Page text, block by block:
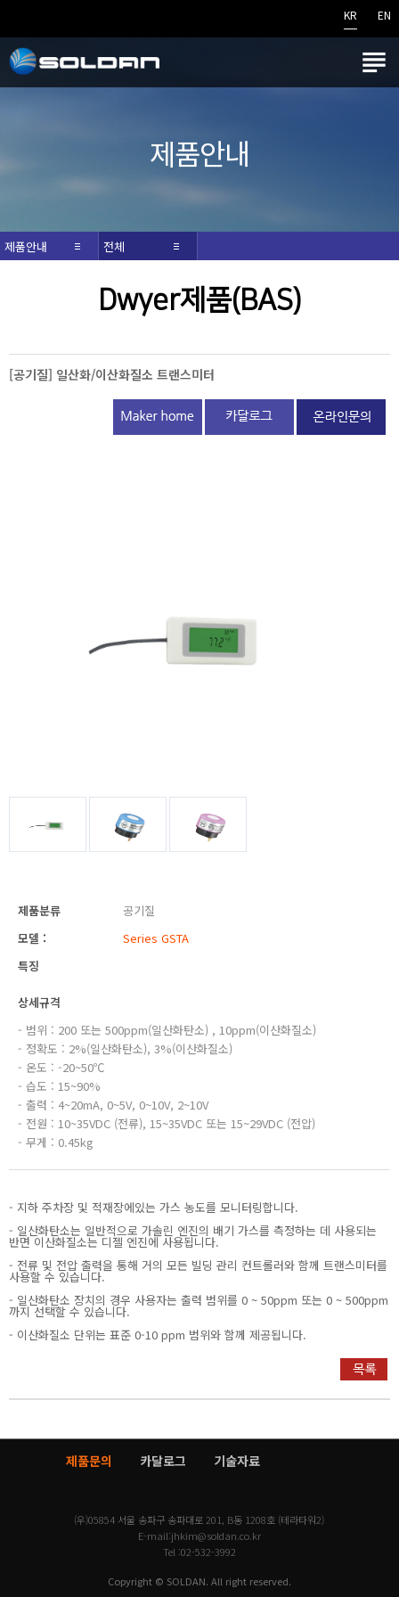
KR EN

제품안내
제품안내 전체
Dwyer제품(BAS)
[공기질] 일산화/이산화질소 트랜스미터
제품분류
공기질
모델 :
Series GSTA
특징
상세규격
- 범위 : 200 또는 500ppm(일산화탄소) , 10ppm(이산화질소)
- 정확도 : 2%(일산화탄소), 3%(이산화질소)
- 온도 : -20~50℃
- 습도 : 15~90%
- 출력 : 4~20mA, 0~5V, 0~10V, 2~10V
- 전원 : 10~35VDC (전류), 15~35VDC 또는 15~29VDC (전압)
- 무게 : 0.45kg
- 지하 주차장 및 적재장에있는 가스 농도를 모니터링합니다.
- 일산화탄소는 일반적으로 가솔린 엔진의 배기 가스를 측정하는 데 사용되는
반면 이산화질소는 디젤 엔진에 사용됩니다.
- 전류 및 전압 출력을 통해 거의 모든 빌딩 관리 컨트롤러와 함께 트랜스미터를
사용할 수 있습니다.
- 일산화탄소 장치의 경우 사용자는 출력 범위를 0 ~ 50ppm 또는 0 ~ 500ppm
까지 선택할 수 있습니다.
- 이산화질소 단위는 표준 0-10 ppm 범위와 함께 제공됩니다.
제품문의 카달로그 기술자료
(우)05854 서울 송파구 송파대로 201, B동 1208호 (테라타워2)
E-mail:jhkim@soldan.co.kr
Tel :02-532-3992
Copyright © SOLDAN. All right reserved.